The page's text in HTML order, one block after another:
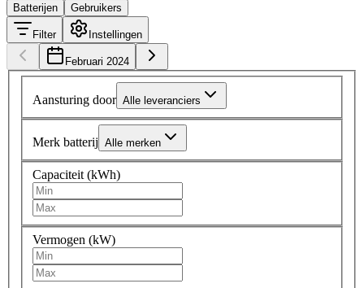
Batterijen
Gebruikers
Filter Instellingen
Februari 2024
Aansturing door Alle leveranciers
Merk batterij Alle merken
Capaciteit (kWh)
Vermogen (kW)